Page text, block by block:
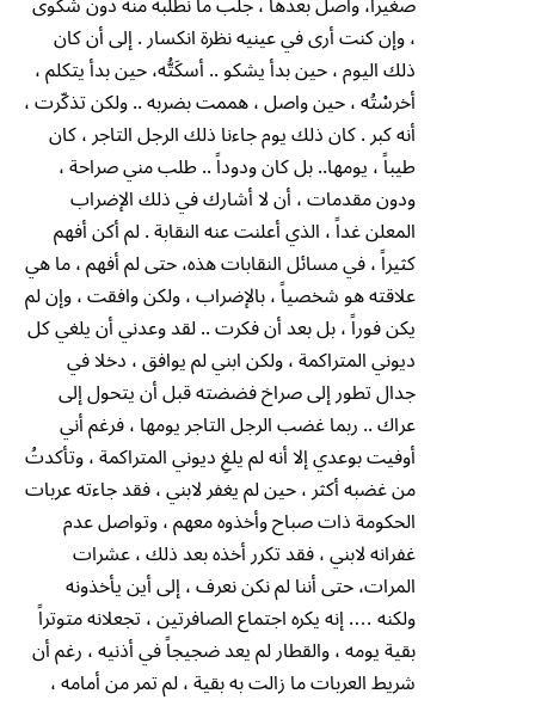
، وإن كنت أرى في عينيه نظرة انكسار . إلى أن كان
ذلك اليوم ، حين بدأ يشكو .. أسكَتُّه، حين بدأ يتكلم ،
أخرسْتُه ، حين واصل ، هممت بضربه .. ولكن تذكّرت ،
أنه كبر . كان ذلك يوم جاءنا ذلك الرجل التاجر ، كان
طيباً ، يومها.. بل كان ودوداً .. طلب مني صراحة ،
ودون مقدمات ، أن لا أشارك في ذلك الإضراب
المعلن غداً ، الذي أعلنت عنه النقابة . لم أكن أفهم
كثيراً ، في مسائل النقابات هذه، حتى لم أفهم ، ما هي
علاقته هو شخصياً ، بالإضراب ، ولكن وافقت ، وإن لم
يكن فوراً ، بل بعد أن فكرت .. لقد وعدني أن يلغي كل
ديوني المتراكمة ، ولكن ابني لم يوافق ، دخلا في
جدال تطور إلى صراخ فضضته قبل أن يتحول إلى
عراك .. ربما غضب الرجل التاجر يومها ، فرغم أني
أوفيت بوعدي إلا أنه لم يلغِ ديوني المتراكمة ، وتأكدتُ
من غضبه أكثر ، حين لم يغفر لابني ، فقد جاءته عربات
الحكومة ذات صباح وأخذوه معهم ، وتواصل عدم
غفرانه لابني ، فقد تكرر أخذه بعد ذلك ، عشرات
المرات، حتى أننا لم نكن نعرف ، إلى أين يأخذونه
ولكنه …. إنه يكره اجتماع الصافرتين ، تجعلانه متوتراً
بقية يومه ، والقطار لم يعد ضجيجاً في أذنيه ، رغم أن
شريط العربات ما زالت به بقية ، لم تمر من أمامه ،